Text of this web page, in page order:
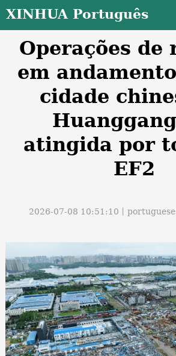
XINHUA Português
Operações de
em
cidade
atingida por
EF2
2026-07-08 10:51:10丨